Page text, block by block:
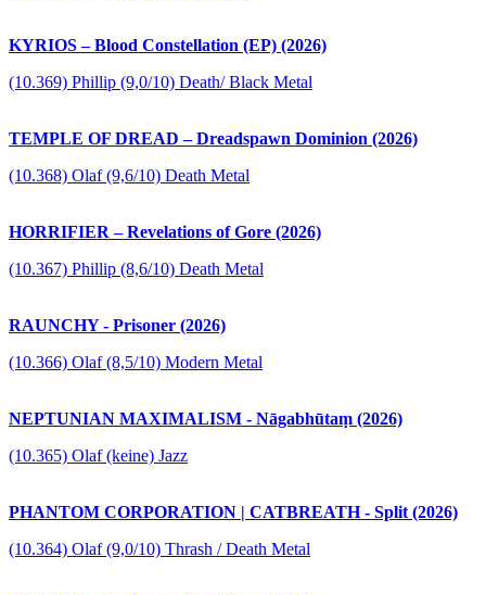
KYRIOS – Blood Constellation (EP) (2026)
(10.369) Phillip (9,0/10) Death/ Black Metal
TEMPLE OF DREAD – Dreadspawn Dominion (2026)
(10.368) Olaf (9,6/10) Death Metal
HORRIFIER – Revelations of Gore (2026)
(10.367) Phillip (8,6/10) Death Metal
RAUNCHY - Prisoner (2026)
(10.366) Olaf (8,5/10) Modern Metal
NEPTUNIAN MAXIMALISM - Nāgabhūtaṃ (2026)
(10.365) Olaf (keine) Jazz
PHANTOM CORPORATION | CATBREATH - Split (2026)
(10.364) Olaf (9,0/10) Thrash / Death Metal